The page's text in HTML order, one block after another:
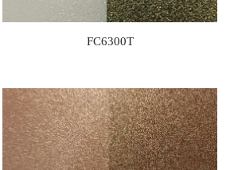
FC6300T